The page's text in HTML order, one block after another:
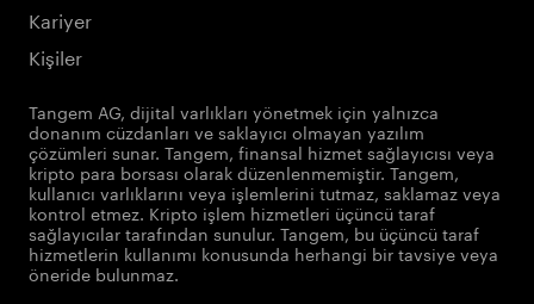
Kariyer
Kişiler
Tangem AG, dijital varlıkları yönetmek için yalnızca
donanım cüzdanları ve saklayıcı olmayan yazılım
çözümleri sunar. Tangem, finansal hizmet sağlayıcısı veya
kripto para borsası olarak düzenlenmemiştir. Tangem,
kullanıcı varlıklarını veya işlemlerini tutmaz, saklamaz veya
kontrol etmez. Kripto işlem hizmetleri üçüncü taraf
sağlayıcılar tarafından sunulur. Tangem, bu üçüncü taraf
hizmetlerin kullanımı konusunda herhangi bir tavsiye veya
öneride bulunmaz.